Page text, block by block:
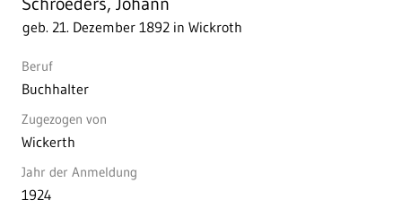
geb. 21. Dezember 1892 in Wickroth
Beruf
Buchhalter
Zugezogen von
Wickerth
Jahr der Anmeldung
1924